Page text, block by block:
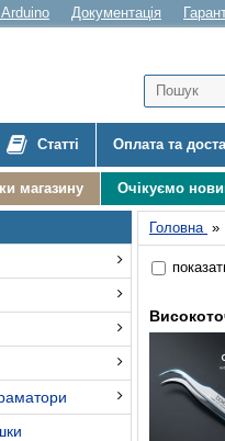
Документація
Статті Оплата та
магазину Очікуємо
Головна »